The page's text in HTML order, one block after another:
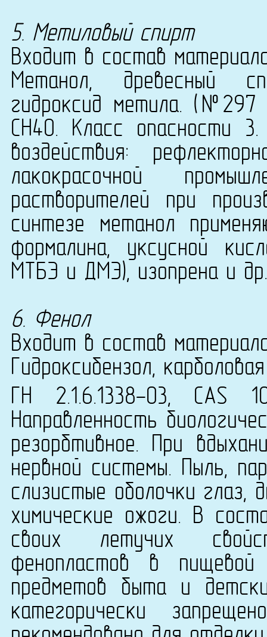
5. Метиловый спирт
Входит в состав
Метанол, древесный
гидроксид метила. (№297
CH4О. Класс опасности 3.
воздействия:
лакокрасочной
растворителей при
синтезе метанол
формалина, уксусной
МТБЭ и ДМЭ), изопрена и др.
6. Фенол
Входит в состав
Гидроксибензол,
ГН 2.1.6.1338-03, CAS
Направленность
резорбтивное. При
нервной системы. Пыль,
слизистые оболочки глаз,
химические ожоги. В
своих летучих
фенопластов в пищевой
предметов быта и
категорически